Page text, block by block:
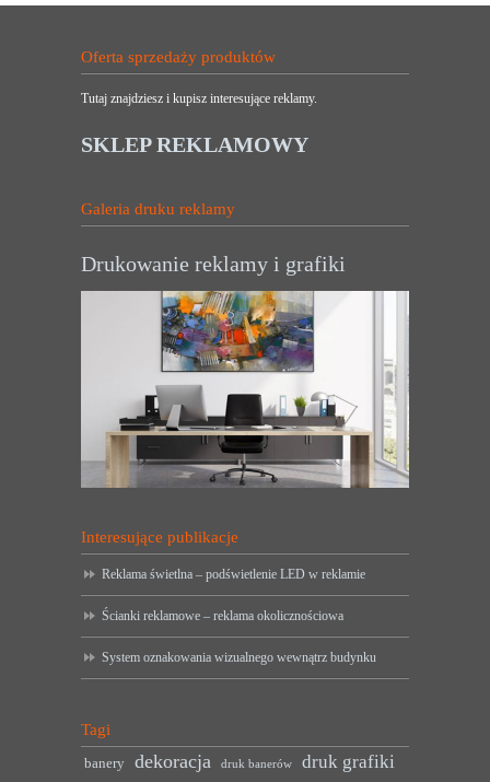
Oferta sprzedaży produktów
Tutaj znajdziesz i kupisz interesujące reklamy.
SKLEP REKLAMOWY
Galeria druku reklamy
Drukowanie reklamy i grafiki
Interesujące publikacje
Reklama świetlna – podświetlenie LED w reklamie
Ścianki reklamowe – reklama okolicznościowa
System oznakowania wizualnego wewnątrz budynku
Tagi
banery dekoracja druk banerów druk grafiki